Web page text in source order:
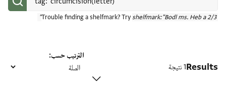
Trouble finding a shelfmark? Try shelfmark:"Bodl ms. Heb a 2/3"
Results1 نتيجة
الترتيب حسب